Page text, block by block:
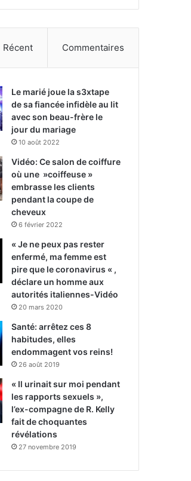
Récent Commentaires
Le marié joue la s3xtape
de sa fiancée infidèle au lit
avec son beau-frère le
jour du mariage
10 août 2022
Vidéo: Ce salon de coiffure
où une »coiffeuse »
embrasse les clients
pendant la coupe de
cheveux
6 février 2022
« Je ne peux pas rester
enfermé, ma femme est
pire que le coronavirus « ,
déclare un homme aux
autorités italiennes-Vidéo
20 mars 2020
Santé: arrêtez ces 8
habitudes, elles
endommagent vos reins!
26 août 2019
« Il urinait sur moi pendant
les rapports sexuels »,
l’ex-compagne de R. Kelly
fait de choquantes
révélations
27 novembre 2019